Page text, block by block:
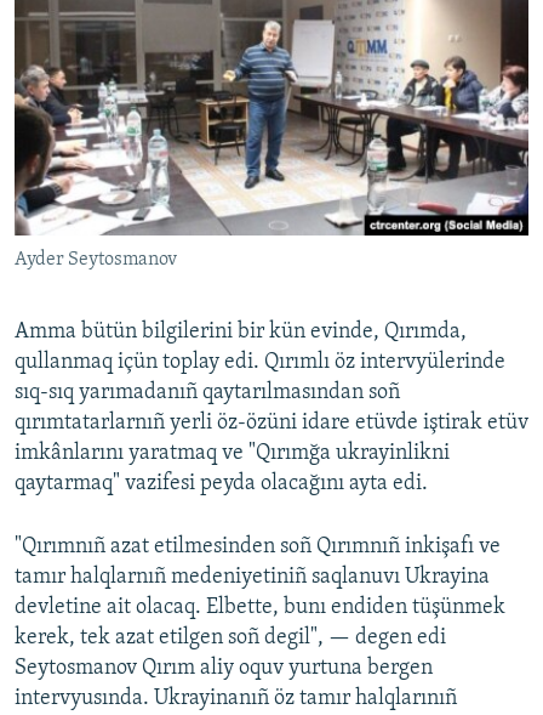
Ayder Seytosmanov
Amma bütün bilgilerini bir kün evinde, Qırımda,
qullanmaq içün toplay edi. Qırımlı öz intervyülerinde
sıq-sıq yarımadanıñ qaytarılmasından soñ
qırımtatarlarnıñ yerli öz-özüni idare etüvde iştirak etüv
imkânlarını yaratmaq ve "Qırımğa ukrayinlikni
qaytarmaq" vazifesi peyda olacağını ayta edi.
"Qırımnıñ azat etilmesinden soñ Qırımnıñ inkişafı ve
tamır halqlarnıñ medeniyetiniñ saqlanuvı Ukrayina
devletine ait olacaq. Elbette, bunı endiden tüşünmek
kerek, tek azat etilgen soñ degil", — degen edi
Seytosmanov Qırım aliy oquv yurtuna bergen
intervyusında. Ukrayinanıñ öz tamır halqlarınıñ